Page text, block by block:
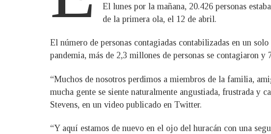
El lunes por la mañana, 20.426 personas
de la primera ola, el 12 de abril.
El número de personas contagiadas contabilizadas en un
pandemia, más de 2,3 millones de personas se contagiaron
“Muchos de nosotros perdimos a miembros de la familia,
mucha gente se siente naturalmente angustiada, frustrada y
Stevens, en un video publicado en Twitter.
“Y aquí estamos de nuevo en el ojo del huracán con una